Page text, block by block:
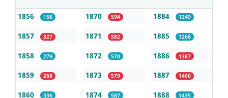
1856 156
1857 327
1858 279
1859 268
1860 336
1870 594
1871 582
1872 570
1873 579
1874 587
1884 1249
1885 1266
1886 1387
1887 1460
1888 1435